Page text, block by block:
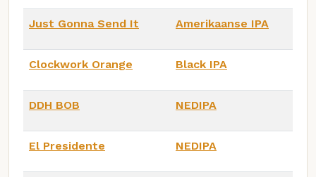
Just Gonna Send It Amerikaanse IPA
Clockwork Orange Black IPA
DDH BOB NEDIPA
El Presidente NEDIPA